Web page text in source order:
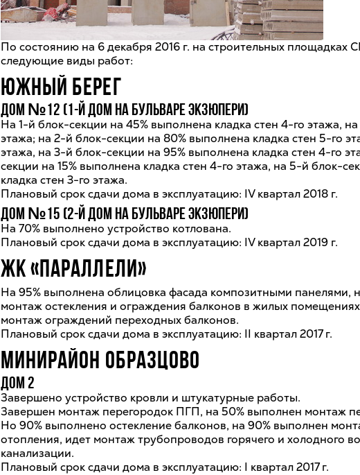
По состоянию на 6 декабря 2016 г. на строительных площадках
следующие виды работ:
ЮЖНЫЙ БЕРЕГ
Дом №12 (1-й дом на бульваре Экзюпери)
На 1-й блок-секции на 45% выполнена кладка стен 4-го этажа, на
этажа; на 2-й блок-секции на 80% выполнена кладка стен 5-го
этажа, на 3-й блок-секции на 95% выполнена кладка стен 4-го
секции на 15% выполнена кладка стен 4-го этажа, на 5-й блок-
кладка стен 3-го этажа.
Плановый срок сдачи дома в эксплуатацию: IV квартал 2018 г.
Дом №15 (2-й дом на бульваре Экзюпери)
На 70% выполнено устройство котлована.
Плановый срок сдачи дома в эксплуатацию: IV квартал 2019 г.
ЖК «ПАРАЛЛЕЛИ»
На 95% выполнена облицовка фасада композитными панелями,
монтаж остекления и ограждения балконов в жилых
монтаж ограждений переходных балконов.
Плановый срок сдачи дома в эксплуатацию: II квартал 2017 г.
МИНИРАЙОН ОБРАЗЦОВО
Дом 2
Завершено устройство кровли и штукатурные работы.
Завершен монтаж перегородок ПГП, на 50% выполнен монтаж
Но 90% выполнено остекление балконов, на 90% выполнен
отопления, идет монтаж трубопроводов горячего и холодного
канализации.
Плановый срок сдачи дома в эксплуатацию: I квартал 2017 г.